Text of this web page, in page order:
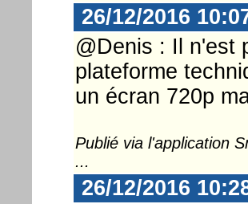
26/12/2016
@Denis : Il n'est
plateforme
un écran 720p
Publié via l'application
...
26/12/2016